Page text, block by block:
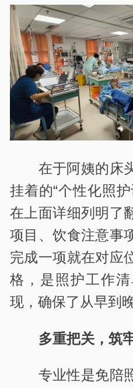
在于阿姨的床
挂着的“个性化照
在上面详细列明了
项目、饮食注意事
完成一项就在对应
格，是照护工作
现，确保了从早到
多重把关，筑
专业性是免陪